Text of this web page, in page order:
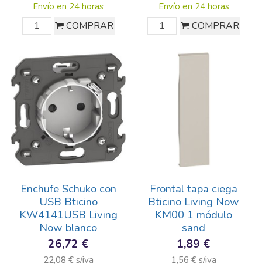
Envío en 24 horas
COMPRAR
Envío en 24 horas
COMPRAR
Enchufe Schuko con
USB Bticino
KW4141USB Living
Now blanco
26,72 €
22,08 € s/iva
Frontal tapa ciega
Bticino Living Now
KM00 1 módulo
sand
1,89 €
1,56 € s/iva